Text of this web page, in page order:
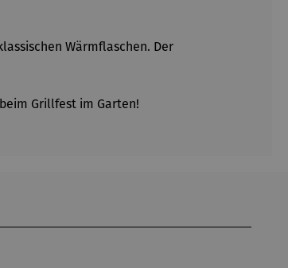
Wärmflaschen. Der
Grillfest im Garten!